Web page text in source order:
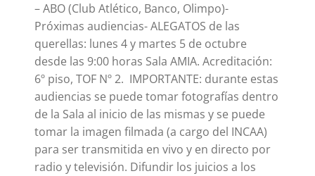
– ABO (Club Atlético, Banco, Olimpo)-
Próximas audiencias- ALEGATOS de las
querellas: lunes 4 y martes 5 de octubre
desde las 9:00 horas Sala AMIA. Acreditación:
6º piso, TOF Nº 2. IMPORTANTE: durante estas
audiencias se puede tomar fotografías dentro
de la Sala al inicio de las mismas y se puede
tomar la imagen filmada (a cargo del INCAA)
para ser transmitida en vivo y en directo por
radio y televisión. Difundir los juicios a los